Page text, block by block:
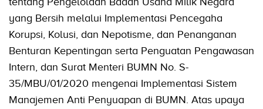
yang Bersih melalui Implementasi Pencegaha
Korupsi, Kolusi, dan Nepotisme, dan Penanganan
Benturan Kepentingan serta Penguatan Pengawasan
Intern, dan Surat Menteri BUMN No. S-
35/MBU/01/2020 mengenai Implementasi Sistem
Manajemen Anti Penyuapan di BUMN. Atas upaya